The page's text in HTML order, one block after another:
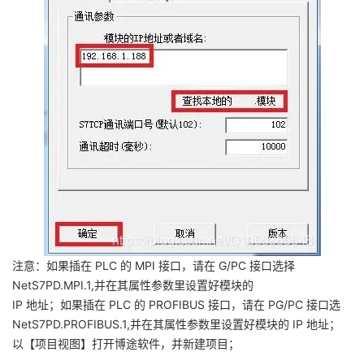
注意：如果插在 PLC 的 MPI 接口，请在 G/PC 接口选择
NetS7PD.MPI.1,并在其属性参数里设置好模块的
IP 地址；如果插在 PLC 的 PROFIBUS 接口，请在 PG/PC 接口选
NetS7PD.PROFIBUS.1,并在其属性参数里设置好模块的 IP 地址；
以【项目视图】打开博途软件，并新建项目；